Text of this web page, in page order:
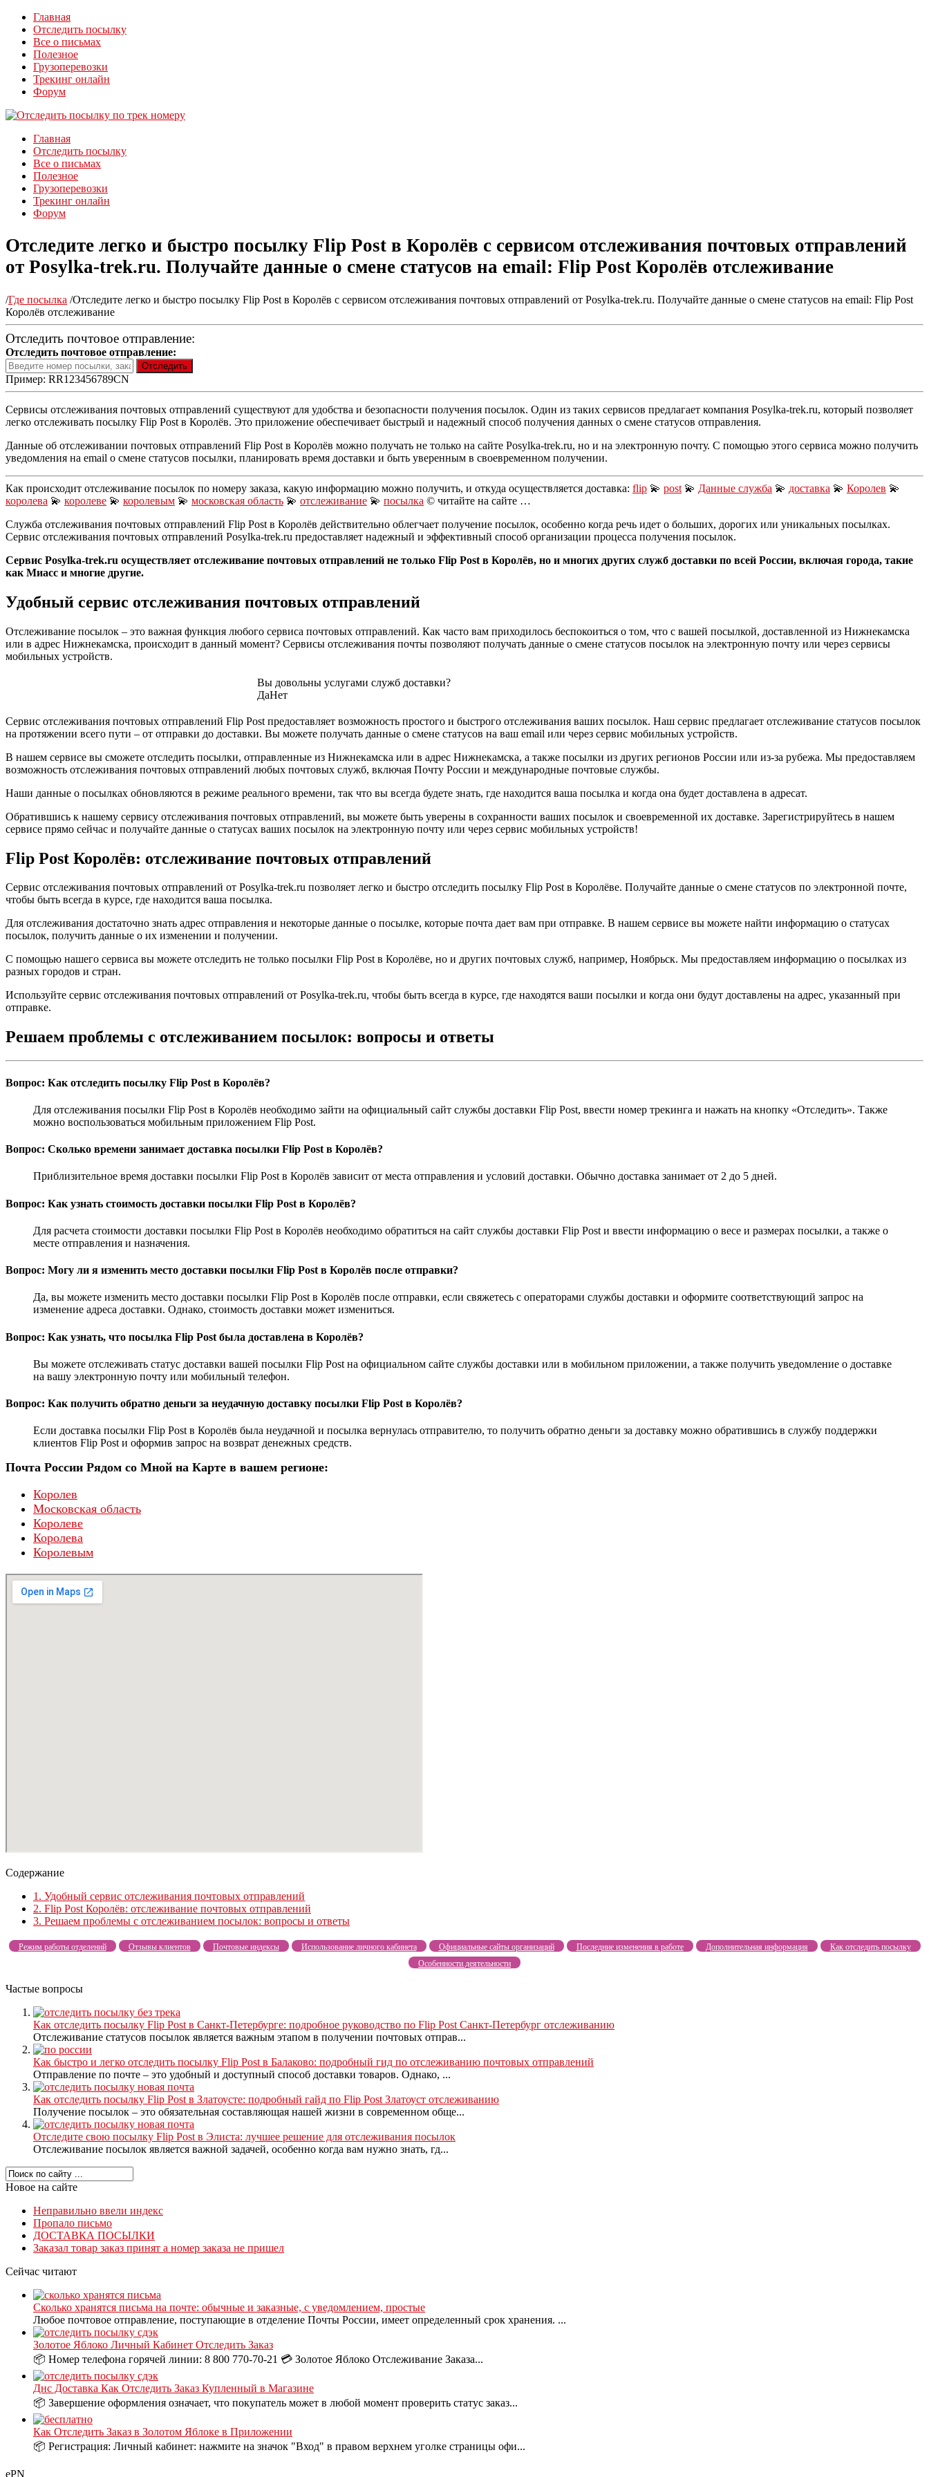
Главная
Отследить посылку
Все о письмах
Полезное
Грузоперевозки
Трекинг онлайн
Форум
Главная
Отследить посылку
Все о письмах
Полезное
Грузоперевозки
Трекинг онлайн
Форум
Отследите легко и быстро посылку Flip Post в Королёв с сервисом отслеживания почтовых отправлений
от Posylka-trek.ru. Получайте данные о смене статусов на email: Flip Post Королёв отслеживание
/Где посылка /Отследите легко и быстро посылку Flip Post в Королёв с сервисом отслеживания почтовых отправлений от Posylka-trek.ru. Получайте данные о смене статусов на email: Flip Post
Королёв отслеживание
Отследить почтовое отправление:
Отследить почтовое отправление:
Пример: RR123456789CN
Сервисы отслеживания почтовых отправлений существуют для удобства и безопасности получения посылок. Один из таких сервисов предлагает компания Posylka-trek.ru, который позволяет
легко отслеживать посылку Flip Post в Королёв. Это приложение обеспечивает быстрый и надежный способ получения данных о смене статусов отправления.
Данные об отслеживании почтовых отправлений Flip Post в Королёв можно получать не только на сайте Posylka-trek.ru, но и на электронную почту. С помощью этого сервиса можно получить
уведомления на email о смене статусов посылки, планировать время доставки и быть уверенным в своевременном получении.
Как происходит отслеживание посылок по номеру заказа, какую информацию можно получить, и откуда осуществляется доставка: flip 💫 post 💫 Данные служба 💫 доставка 💫 Королев 💫
королева 💫 королеве 💫 королевым 💫 московская область 💫 отслеживание 💫 посылка © читайте на сайте …
Служба отслеживания почтовых отправлений Flip Post в Королёв действительно облегчает получение посылок, особенно когда речь идет о больших, дорогих или уникальных посылках.
Сервис отслеживания почтовых отправлений Posylka-trek.ru предоставляет надежный и эффективный способ организации процесса получения посылок.
Сервис Posylka-trek.ru осуществляет отслеживание почтовых отправлений не только Flip Post в Королёв, но и многих других служб доставки по всей России, включая города, такие
как Миасс и многие другие.
Удобный сервис отслеживания почтовых отправлений
Отслеживание посылок – это важная функция любого сервиса почтовых отправлений. Как часто вам приходилось беспокоиться о том, что с вашей посылкой, доставленной из Нижнекамска
или в адрес Нижнекамска, происходит в данный момент? Сервисы отслеживания почты позволяют получать данные о смене статусов посылок на электронную почту или через сервисы
мобильных устройств.
Вы довольны услугами служб доставки?
ДаНет
Сервис отслеживания почтовых отправлений Flip Post предоставляет возможность простого и быстрого отслеживания ваших посылок. Наш сервис предлагает отслеживание статусов посылок
на протяжении всего пути – от отправки до доставки. Вы можете получать данные о смене статусов на ваш email или через сервис мобильных устройств.
В нашем сервисе вы сможете отследить посылки, отправленные из Нижнекамска или в адрес Нижнекамска, а также посылки из других регионов России или из-за рубежа. Мы предоставляем
возможность отслеживания почтовых отправлений любых почтовых служб, включая Почту России и международные почтовые службы.
Наши данные о посылках обновляются в режиме реального времени, так что вы всегда будете знать, где находится ваша посылка и когда она будет доставлена в адресат.
Обратившись к нашему сервису отслеживания почтовых отправлений, вы можете быть уверены в сохранности ваших посылок и своевременной их доставке. Зарегистрируйтесь в нашем
сервисе прямо сейчас и получайте данные о статусах ваших посылок на электронную почту или через сервис мобильных устройств!
Flip Post Королёв: отслеживание почтовых отправлений
Сервис отслеживания почтовых отправлений от Posylka-trek.ru позволяет легко и быстро отследить посылку Flip Post в Королёве. Получайте данные о смене статусов по электронной почте,
чтобы быть всегда в курсе, где находится ваша посылка.
Для отслеживания достаточно знать адрес отправления и некоторые данные о посылке, которые почта дает вам при отправке. В нашем сервисе вы можете найти информацию о статусах
посылок, получить данные о их изменении и получении.
С помощью нашего сервиса вы можете отследить не только посылки Flip Post в Королёве, но и других почтовых служб, например, Ноябрьск. Мы предоставляем информацию о посылках из
разных городов и стран.
Используйте сервис отслеживания почтовых отправлений от Posylka-trek.ru, чтобы быть всегда в курсе, где находятся ваши посылки и когда они будут доставлены на адрес, указанный при
отправке.
Решаем проблемы с отслеживанием посылок: вопросы и ответы
Вопрос: Как отследить посылку Flip Post в Королёв?
Для отслеживания посылки Flip Post в Королёв необходимо зайти на официальный сайт службы доставки Flip Post, ввести номер трекинга и нажать на кнопку «Отследить». Также
можно воспользоваться мобильным приложением Flip Post.
Вопрос: Сколько времени занимает доставка посылки Flip Post в Королёв?
Приблизительное время доставки посылки Flip Post в Королёв зависит от места отправления и условий доставки. Обычно доставка занимает от 2 до 5 дней.
Вопрос: Как узнать стоимость доставки посылки Flip Post в Королёв?
Для расчета стоимости доставки посылки Flip Post в Королёв необходимо обратиться на сайт службы доставки Flip Post и ввести информацию о весе и размерах посылки, а также о
месте отправления и назначения.
Вопрос: Могу ли я изменить место доставки посылки Flip Post в Королёв после отправки?
Да, вы можете изменить место доставки посылки Flip Post в Королёв после отправки, если свяжетесь с операторами службы доставки и оформите соответствующий запрос на
изменение адреса доставки. Однако, стоимость доставки может измениться.
Вопрос: Как узнать, что посылка Flip Post была доставлена в Королёв?
Вы можете отслеживать статус доставки вашей посылки Flip Post на официальном сайте службы доставки или в мобильном приложении, а также получить уведомление о доставке
на вашу электронную почту или мобильный телефон.
Вопрос: Как получить обратно деньги за неудачную доставку посылки Flip Post в Королёв?
Если доставка посылки Flip Post в Королёв была неудачной и посылка вернулась отправителю, то получить обратно деньги за доставку можно обратившись в службу поддержки
клиентов Flip Post и оформив запрос на возврат денежных средств.
Почта России Рядом со Мной на Карте в вашем регионе:
Королев
Московская область
Королеве
Королева
Королевым
Содержание
1. Удобный сервис отслеживания почтовых отправлений
2. Flip Post Королёв: отслеживание почтовых отправлений
3. Решаем проблемы с отслеживанием посылок: вопросы и ответы
Режим работы отделений Отзывы клиентов Почтовые индексы Использование личного кабинета Официальные сайты организаций Последние изменения в работе Дополнительная информация
Как отследить посылку
Особенности деятельности
Частые вопросы
Как отследить посылку Flip Post в Санкт-Петербурге: подробное руководство по Flip Post Санкт-Петербург отслеживанию
Отслеживание статусов посылок является важным этапом в получении почтовых отправ...
Как быстро и легко отследить посылку Flip Post в Балаково: подробный гид по отслеживанию почтовых отправлений
Отправление по почте – это удобный и доступный способ доставки товаров. Однако, ...
Как отследить посылку Flip Post в Златоусте: подробный гайд по Flip Post Златоуст отслеживанию
Получение посылок – это обязательная составляющая нашей жизни в современном обще...
Отследите свою посылку Flip Post в Элиста: лучшее решение для отслеживания посылок
Отслеживание посылок является важной задачей, особенно когда вам нужно знать, гд...
Новое на сайте
Неправильно ввели индекс
Пропало письмо
ДОСТАВКА ПОСЫЛКИ
Заказал товар заказ принят а номер заказа не пришел
Сейчас читают
Сколько хранятся письма на почте: обычные и заказные, с уведомлением, простые
Любое почтовое отправление, поступающие в отделение Почты России, имеет определенный срок хранения. ...
Золотое Яблоко Личный Кабинет Отследить Заказ
📦 Номер телефона горячей линии: 8 800 770-70-21 💳 Золотое Яблоко Отслеживание Заказа...
Днс Доставка Как Отследить Заказ Купленный в Магазине
📦 Завершение оформления означает, что покупатель может в любой момент проверить статус заказ...
Как Отследить Заказ в Золотом Яблоке в Приложении
📦 Регистрация: Личный кабинет: нажмите на значок "Вход" в правом верхнем уголке страницы офи...
ePN